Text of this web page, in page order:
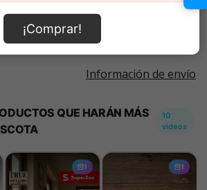
Añadir al carrito
Información de envío
¡Comprar!